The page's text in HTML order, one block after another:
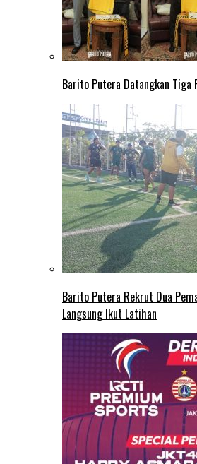
Barito Putera Datangkan Tiga
Barito Putera Rekrut Dua
Langsung Ikut Latihan